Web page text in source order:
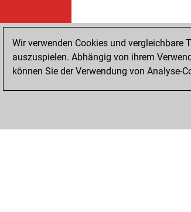
Wir verwenden Cookies und vergleichbare
auszuspielen. Abhängig von ihrem
können Sie der Verwendung von Analyse-